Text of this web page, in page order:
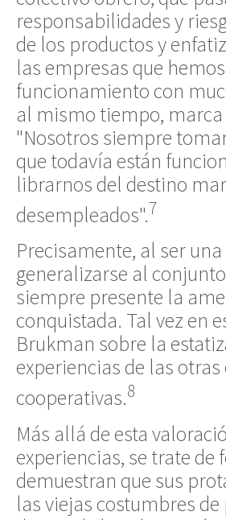
responsabilidades y
de los productos y
las empresas que
funcionamiento con
al mismo tiempo,
"Nosotros siempre
que todavía están
librarnos del destino
desempleados".7
Precisamente, al ser
generalizarse al
siempre presente la
conquistada. Tal vez en
Brukman sobre la
experiencias de las
cooperativas.8
Más allá de esta
experiencias, se trate de
demuestran que sus
las viejas costumbres